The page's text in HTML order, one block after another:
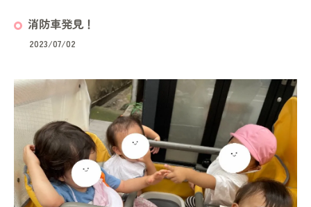
消防車発見！
2023/07/02